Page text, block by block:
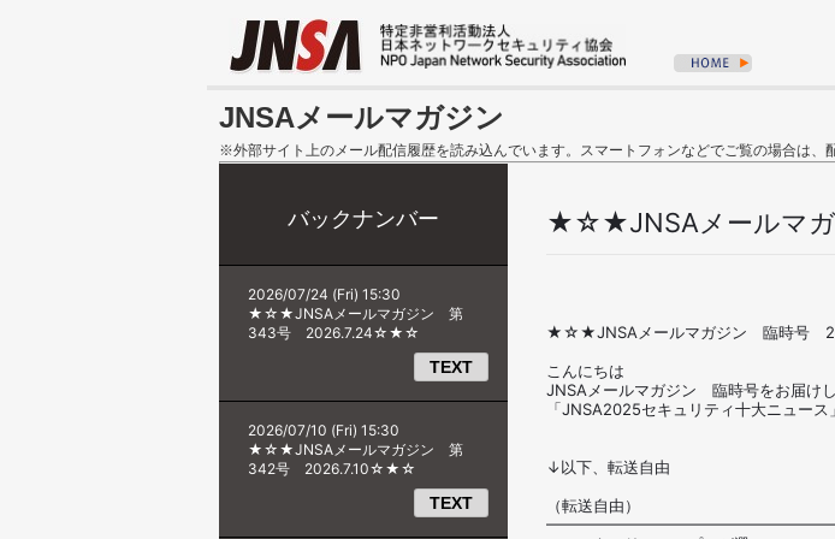
JNSAメールマガジン
※外部サイト上のメール配信履歴を読み込んでいます。スマートフォンなどでご覧の場合は、